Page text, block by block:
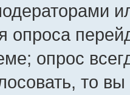
опроса
опрос
то